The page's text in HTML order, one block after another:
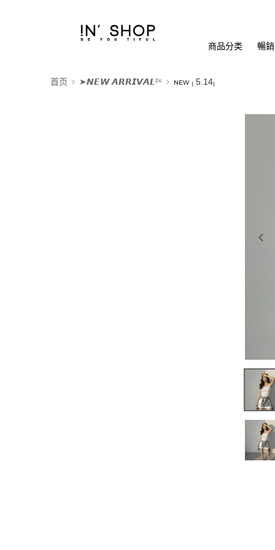
商品分类 暢
首页 ➤𝙉𝙀𝙒 𝘼𝙍𝙍𝙄𝙑𝘼𝙇²⁶ ɴᴇᴡ ₍ 5.14₎